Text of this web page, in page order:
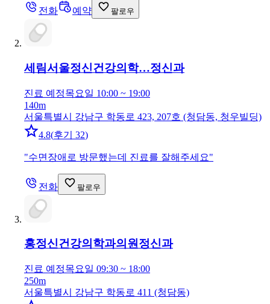
전화 예약 팔로우
세림서울정신건강의학…정신과
진료 예정목요일 10:00 ~ 19:00
140m
서울특별시 강남구 학동로 423, 207호 (청담동, 청우빌딩)
4.8(후기 32)
"수면장애로 방문했는데 진료를 잘해주세요"
전화 팔로우
홍정신건강의학과의원정신과
진료 예정목요일 09:30 ~ 18:00
250m
서울특별시 강남구 학동로 411 (청담동)